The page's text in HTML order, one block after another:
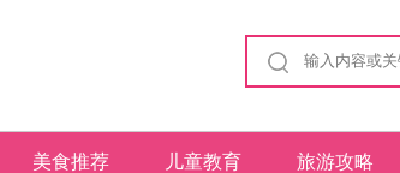
美食推荐 儿童教育 旅游攻略